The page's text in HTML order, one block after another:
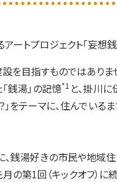
トプロジェクト「妄想銭
を目指すものではありま
銭湯」の記憶*1 と、掛川
をテーマに、住んでいる
、銭湯好きの市民や地
の第1回（キックオフ）